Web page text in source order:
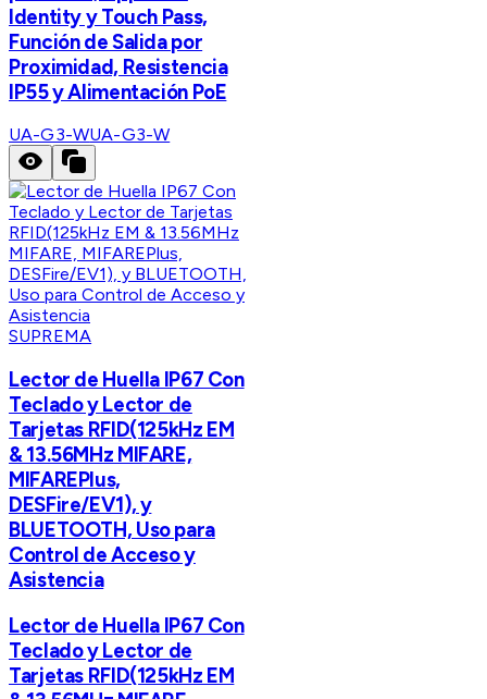
Identity y Touch Pass,
Función de Salida por
Proximidad, Resistencia
IP55 y Alimentación PoE
UA-G3-WUA-G3-W
SUPREMA
Lector de Huella IP67 Con
Teclado y Lector de
Tarjetas RFID(125kHz EM
& 13.56MHz MIFARE,
MIFAREPlus,
DESFire/EV1), y
BLUETOOTH, Uso para
Control de Acceso y
Asistencia
Lector de Huella IP67 Con
Teclado y Lector de
Tarjetas RFID(125kHz EM